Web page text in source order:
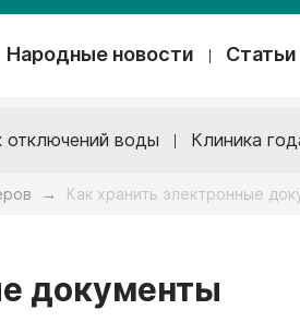
Народные новости Статьи
отключений воды Клиника
→ Как хранить электронные
документы